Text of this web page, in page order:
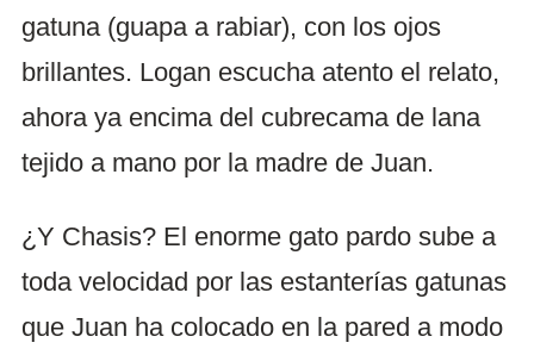
gatuna (guapa a rabiar), con los ojos
brillantes. Logan escucha atento el relato,
ahora ya encima del cubrecama de lana
tejido a mano por la madre de Juan.
¿Y Chasis? El enorme gato pardo sube a
toda velocidad por las estanterías gatunas
que Juan ha colocado en la pared a modo